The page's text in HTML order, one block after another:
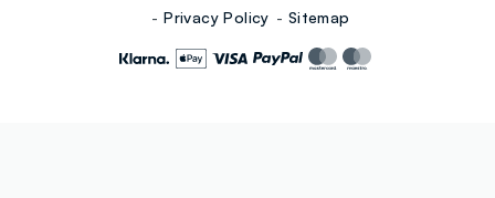
Privacy Policy Sitemap